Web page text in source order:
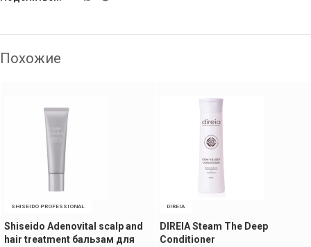
Похожие
SHISEIDO PROFESSIONAL
Shiseido Adenovital scalp and
hair treatment бальзам для
DIREIA
DIREIA Steam The Deep
Conditioner